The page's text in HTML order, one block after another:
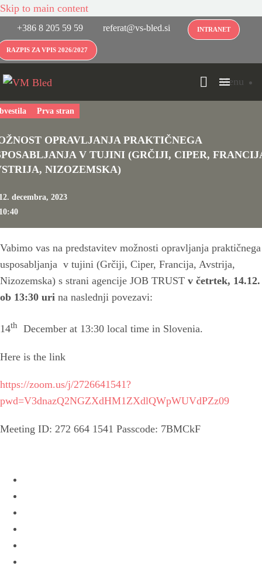
Skip to main content
+386 8 205 59 59 referat@vs-bled.si INTRANET
RAZPIS ZA VPIS 2026/2027
Menu
Prva stran
OPRAVLJANJA PRAKTIČNEGA
V TUJINI (GRČIJI, CIPER,
NIZOZEMSKA)
decembra, 2023
Vabimo vas na predstavitev možnosti opravljanja praktičnega
usposabljanja v tujini (Grčiji, Ciper, Francija, Avstrija,
Nizozemska) s strani agencije JOB TRUST v četrtek, 14.12.
ob 13:30 uri na naslednji povezavi:
14th December at 13:30 local time in Slovenia.
Here is the link
https://zoom.us/j/2726641541?
pwd=V3dnazQ2NGZXdHM1ZXdlQWpWUVdPZz09
Meeting ID: 272 664 1541 Passcode: 7BMCkF